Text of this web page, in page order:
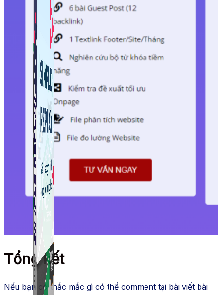
Tổng kết
Nếu bạn có thắc mắc gì có thể comment tại bài viết bài